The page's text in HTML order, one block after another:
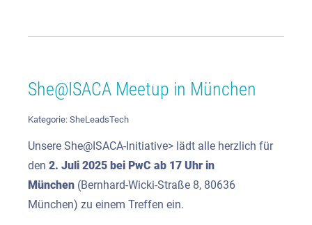
She@ISACA Meetup in München
Kategorie: SheLeadsTech
Unsere She@ISACA-Initiative> lädt alle herzlich für
den 2. Juli 2025 bei PwC ab 17 Uhr in
München (Bernhard-Wicki-Straße 8, 80636
München) zu einem Treffen ein.